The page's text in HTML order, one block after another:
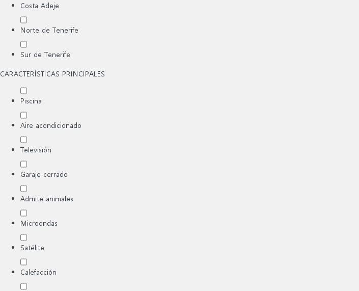
Costa Adeje
Norte de Tenerife
Sur de Tenerife
CARACTERÍSTICAS PRINCIPALES
Piscina
Aire acondicionado
Televisión
Garaje cerrado
Admite animales
Microondas
Satélite
Calefacción